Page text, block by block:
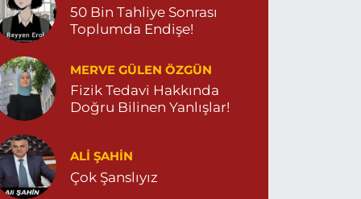
50 Bin Tahliye Sonrası
Toplumda Endişe!
MERVE GÜLEN ÖZGÜN
Fizik Tedavi Hakkında
Doğru Bilinen Yanlışlar!
ALI ŞAHİN
Çok Şanslıyız